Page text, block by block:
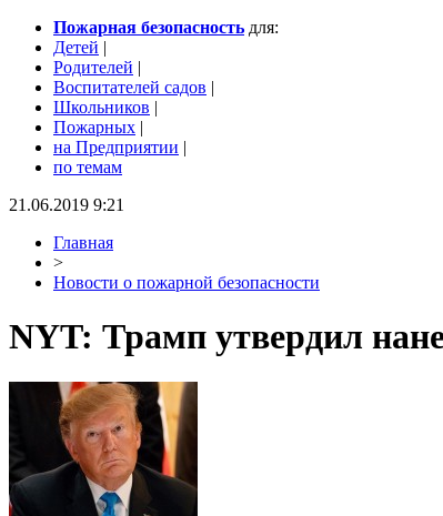
Пожарная безопасность для:
Детей |
Родителей |
Воспитателей садов |
Школьников |
Пожарных |
на Предприятии |
по темам
21.06.2019 9:21
Главная
>
Новости о пожарной безопасности
NYT: Трамп утвердил